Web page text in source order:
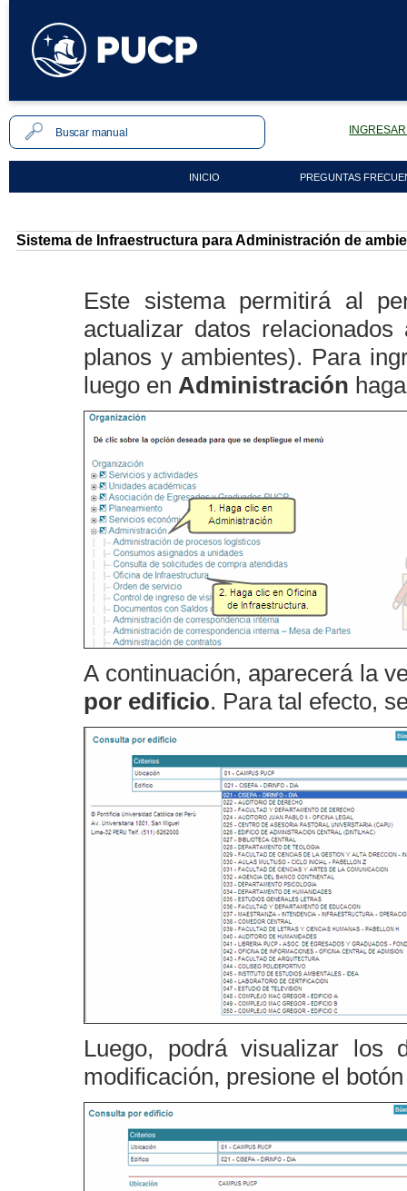
INICIO PREGUNTAS
Sistema de Infraestructura para Administración de
Este sistema permitirá al
actualizar datos
planos y ambientes). Para
luego en Administración
A continuación, aparecerá la
por edificio. Para tal efecto,
Luego, podrá visualizar los
modificación, presione el